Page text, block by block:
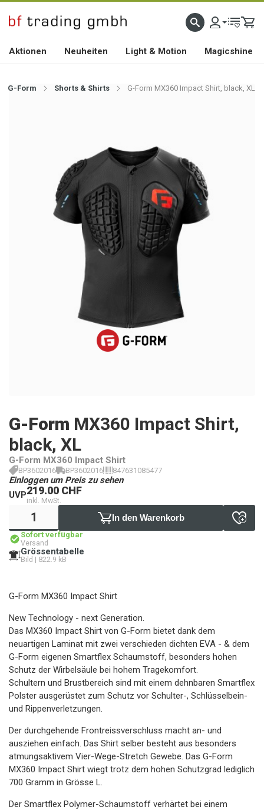
HOCHWERTIGES BIKEZUBEHÖR SEIT 2010
Aktionen Neuheiten Light & Motion Magicshine
G-Form Shorts & Shirts G-Form MX360 Impact Shirt, black, XL
G-Form MX360 Impact Shirt,
black, XL
G-Form MX360 Impact Shirt
BP3602016 BP3602016 847631085477
Einloggen um Preis zu sehen
UVP219.00 CHF
inkl. MwSt.
In den Warenkorb
Sofort verfügbar
Versand
Grössentabelle
Bild | 822.9 kB
G-Form MX360 Impact Shirt
New Technology - next Generation.
Das MX360 Impact Shirt von G-Form bietet dank dem
neuartigen Laminat mit zwei verschieden dichten EVA - & dem
G-Form eigenen Smartflex Schaumstoff, besonders hohen
Schutz der Wirbelsäule bei hohem Tragekomfort.
Schultern und Brustbereich sind mit einem dehnbaren Smartflex
Polster ausgerüstet zum Schutz vor Schulter-, Schlüsselbein-
und Rippenverletzungen.
Der durchgehende Frontreissverschluss macht an- und
ausziehen einfach. Das Shirt selber besteht aus besonders
atmungsaktivem Vier-Wege-Stretch Gewebe. Das G-Form
MX360 Impact Shirt wiegt trotz dem hohen Schutzgrad lediglich
700 Gramm in Grösse L.
Der Smartflex Polymer-Schaumstoff verhärtet bei einem